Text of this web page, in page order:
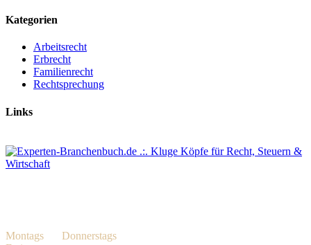
Kategorien
Arbeitsrecht
Erbrecht
Familienrecht
Rechtsprechung
Links
Montags
Donnerstags